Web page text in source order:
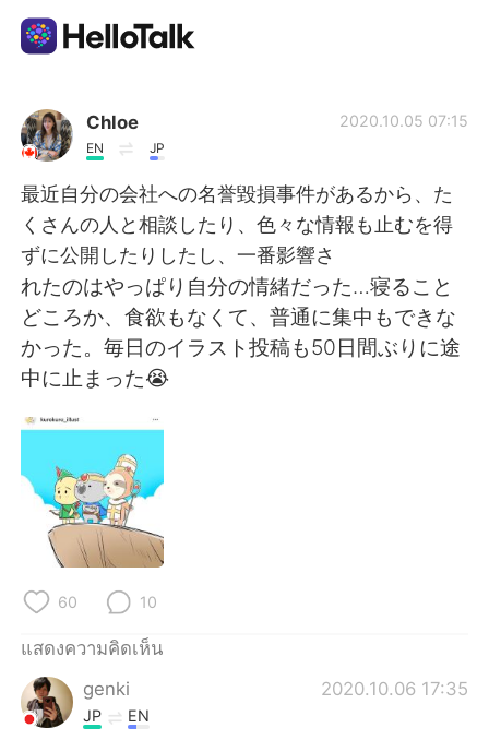
แอปแลกเปลี่ยนทางภาษา
AI Grammar Checker
ไทย
English 简体中文
繁體中文
Deutsch
한국어
Indonesia
Türkçe
Português
Chloe
EN JP
2020.10.05 07:15
最近自分の会社への名誉毀損事件があるから、た
くさんの人と相談したり、色々な情報も止むを得
ずに公開したりしたし、一番影響さ
れたのはやっぱり自分の情緒だった…寝ること
どころか、食欲もなくて、普通に集中もできな
かった。毎日のイラスト投稿も50日間ぶりに途
中に止まった😭
60 10
แสดงความคิดเห็น
genki
2020.10.06 17:35
JP EN